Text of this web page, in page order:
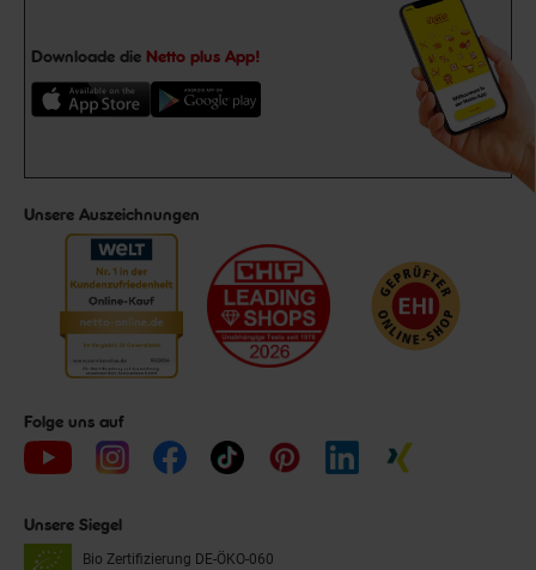
Downloade die Netto plus App!
Unsere Auszeichnungen
Folge uns auf
Unsere Siegel
Bio Zertifizierung DE-ÖKO-060